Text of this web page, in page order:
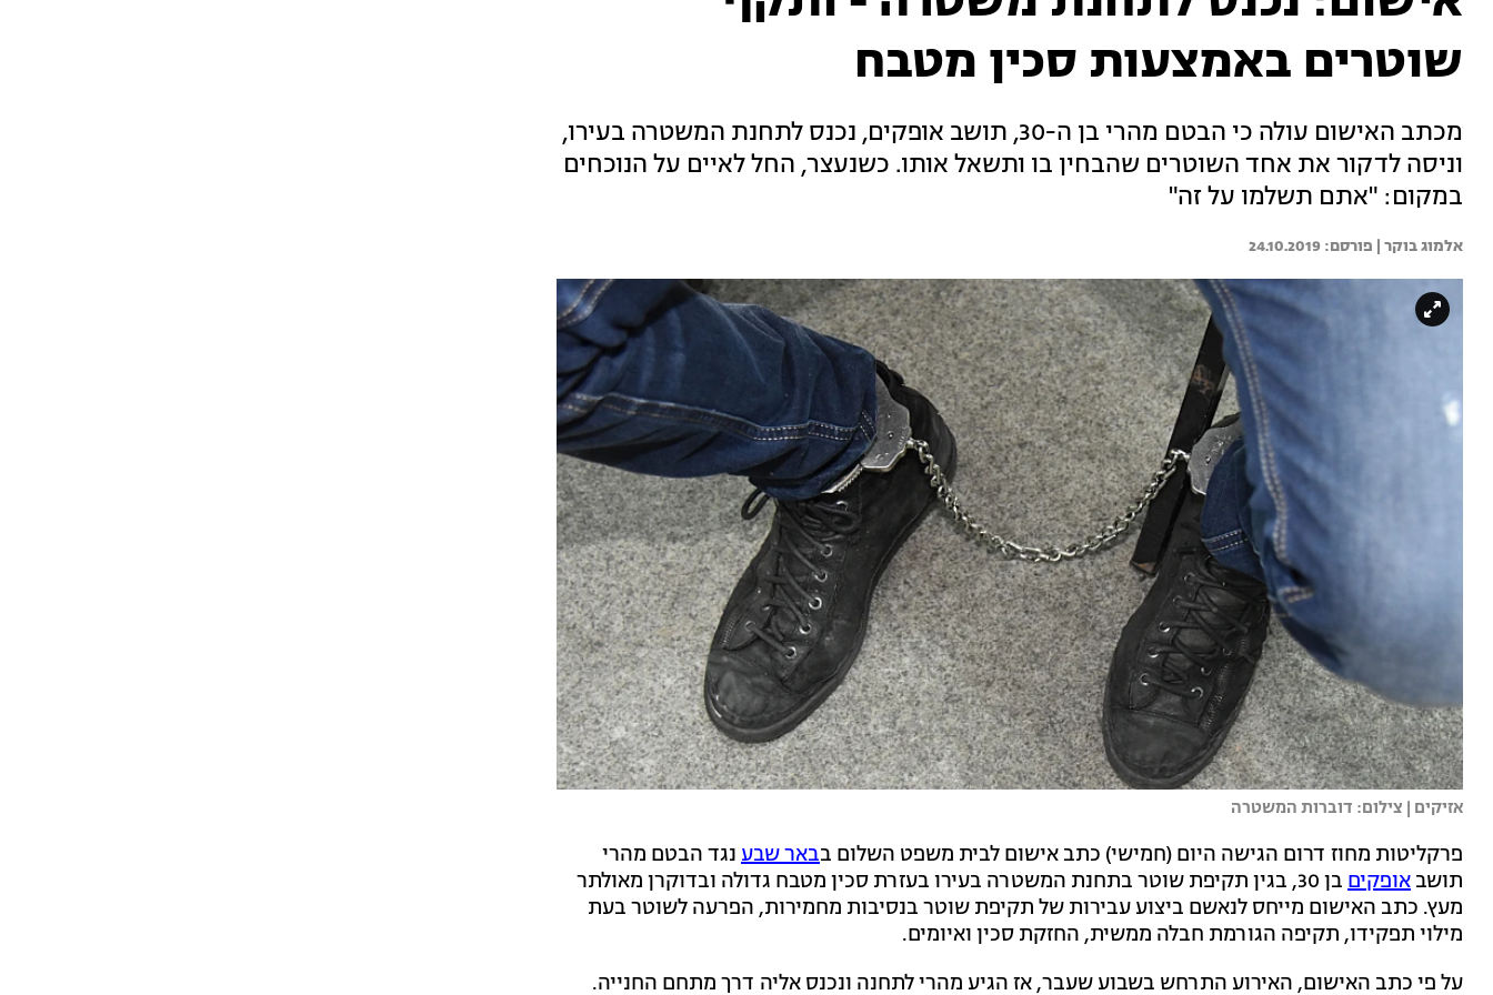
שוטרים באמצעות סכין מטבח
מכתב האישום עולה כי הבטם מהרי בן ה-30, תושב אופקים, נכנס לתחנת המשטרה בעירו,
וניסה לדקור את אחד השוטרים שהבחין בו ותשאל אותו. כשנעצר, החל לאיים על הנוכחים
במקום: "אתם תשלמו על זה"
אלמוג בוקר | 24.10.2019
אזיקים | צילום: דוברות המשטרה
פרקליטות מחוז דרום הגישה היום (חמישי) כתב אישום לבית משפט השלום בבאר שבע נגד הבטם מהרי
תושב אופקים
בן 30, בגין תקיפת שוטר בתחנת המשטרה בעירו בעזרת סכין מטבח גדולה ובדוקרן מאולתר
מעץ. כתב האישום מייחס לנאשם ביצוע עבירות של תקיפת שוטר בנסיבות מחמירות, הפרעה לשוטר בעת
מילוי תפקידו, תקיפה הגורמת חבלה ממשית, החזקת סכין ואיומים.
על פי כתב האישום, האירוע התרחש בשבוע שעבר, אז הגיע מהרי לתחנה ונכנס אליה דרך מתחם החנייה.